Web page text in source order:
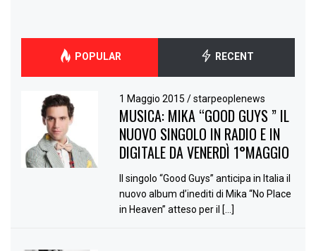
POPULAR RECENT
1 Maggio 2015/ starpeoplenews
MUSICA: MIKA “GOOD GUYS ” IL
NUOVO SINGOLO IN RADIO E IN
DIGITALE DA VENERDÌ 1°MAGGIO
Il singolo “Good Guys” anticipa in Italia il
nuovo album d’inediti di Mika “No Place
in Heaven” atteso per il […]